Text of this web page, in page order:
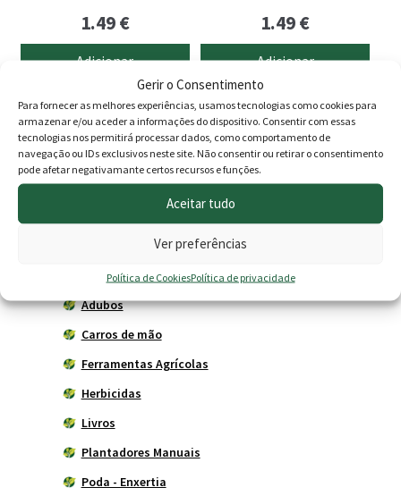
Gerir o Consentimento
Para fornecer as melhores experiências, usamos tecnologias como cookies para
armazenar e/ou aceder a informações do dispositivo. Consentir com essas
tecnologias nos permitirá processar dados, como comportamento de
navegação ou IDs exclusivos neste site. Não consentir ou retirar o consentimento
pode afetar negativamante certos recursos e funções.
Aceitar tudo
Ver preferências
Política de CookiesPolítica de privacidade
1.49€
Adicionar
1.49€
Adicionar
Produtos
Agricultura
Adubadores
Adubos
Carros de mão
Ferramentas Agrícolas
Herbicidas
Livros
Plantadores Manuais
Poda - Enxertia